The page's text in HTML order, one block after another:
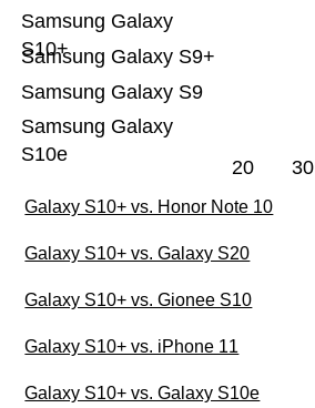
Samsung Galaxy
S10e
Samsung Galaxy S9
Samsung Galaxy S9+
Samsung Galaxy
S10+
20 30
Galaxy S10+ vs. Honor Note 10
Galaxy S10+ vs. Galaxy S20
Galaxy S10+ vs. Gionee S10
Galaxy S10+ vs. iPhone 11
Galaxy S10+ vs. Galaxy S10e